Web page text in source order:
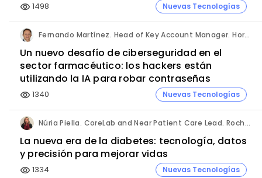
visibility 1498 Nuevas Tecnologías
Fernando Martínez. Head of Key Account Manager. Hornetsecurity.
Un nuevo desafío de ciberseguridad en el
sector farmacéutico: los hackers están
utilizando la IA para robar contraseñas
visibility 1340 Nuevas Tecnologías
Núria Piella. CoreLab and Near Patient Care Lead. Roche Diagnostics España.
La nueva era de la diabetes: tecnología, datos
y precisión para mejorar vidas
visibility 1334 Nuevas Tecnologías